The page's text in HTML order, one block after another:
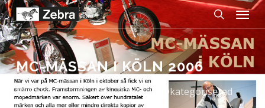
Skip
to
main
content
search
Menu
MC-MÄSSAN I KÖLN 2006
BySalva 16-mars-2007 Okategoriserad